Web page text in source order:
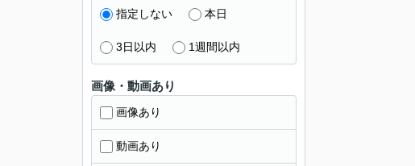
指定しない 本日
3日以内 1週間以内
画像・動画あり
画像あり
動画あり